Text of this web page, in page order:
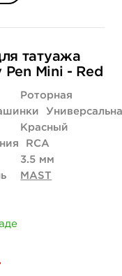
татуажа
Pen Mini - Red
Роторная
Красный
RCA
3.5 мм
MAST